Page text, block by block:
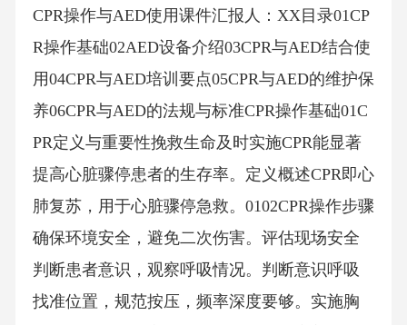
CPR操作与AED使用课件汇报人：XX目录01CP
R操作基础02AED设备介绍03CPR与AED结合使
用04CPR与AED培训要点05CPR与AED的维护保
养06CPR与AED的法规与标准CPR操作基础01C
PR定义与重要性挽救生命及时实施CPR能显著
提高心脏骤停患者的生存率。定义概述CPR即心
肺复苏，用于心脏骤停急救。0102CPR操作步骤
确保环境安全，避免二次伤害。评估现场安全
判断患者意识，观察呼吸情况。判断意识呼吸
找准位置，规范按压，频率深度要够。实施胸